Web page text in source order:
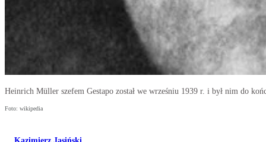
Heinrich Müller szefem Gestapo został we wrześniu 1939 r. i był nim do
Foto: wikipedia